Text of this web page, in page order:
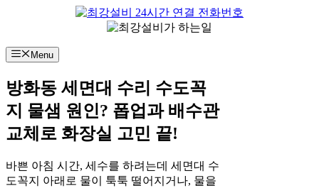
로
너
기
Menu
방화동 세면대 수리 수도꼭
지 물샘 원인? 폽업과 배수관
교체로 화장실 고민 끝!
바쁜 아침 시간, 세수를 하려는데 세면대 수
도꼭지 아래로 물이 툭툭 떨어지거나, 물을